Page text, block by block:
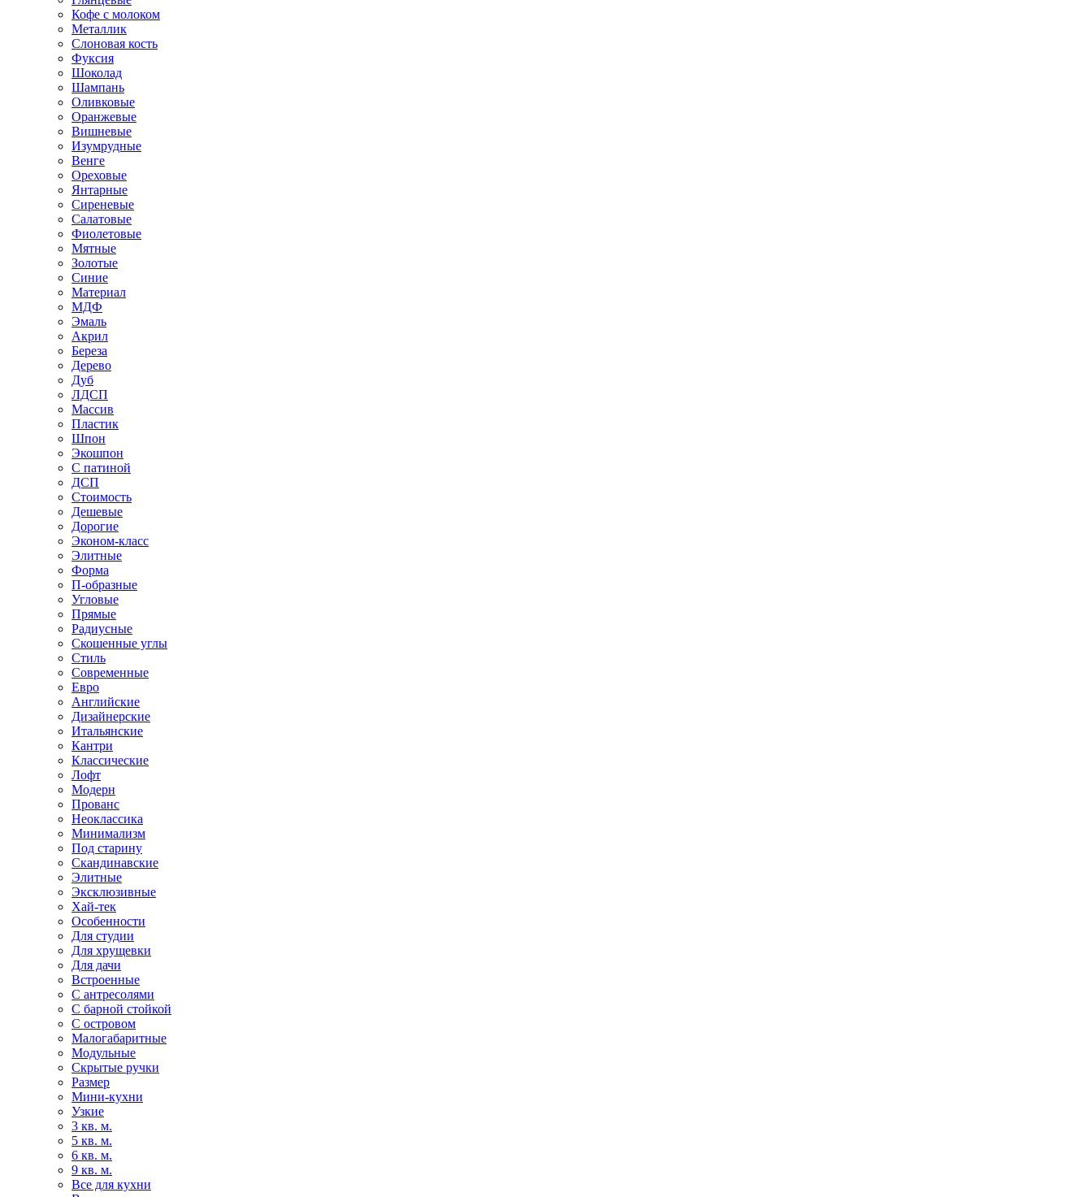
Кофе с молоком
Металлик
Слоновая кость
Фуксия
Шоколад
Шампань
Оливковые
Оранжевые
Вишневые
Изумрудные
Венге
Ореховые
Янтарные
Сиреневые
Салатовые
Фиолетовые
Мятные
Золотые
Синие
Материал
МДФ
Эмаль
Акрил
Береза
Дерево
Дуб
ЛДСП
Массив
Пластик
Шпон
Экошпон
С патиной
ДСП
Стоимость
Дешевые
Дорогие
Эконом-класс
Элитные
Форма
П-образные
Угловые
Прямые
Радиусные
Скошенные углы
Стиль
Современные
Евро
Английские
Дизайнерские
Итальянские
Кантри
Классические
Лофт
Модерн
Прованс
Неоклассика
Минимализм
Под старину
Скандинавские
Элитные
Эксклюзивные
Хай-тек
Особенности
Для студии
Для хрущевки
Для дачи
Встроенные
С антресолями
С барной стойкой
С островом
Малогабаритные
Модульные
Скрытые ручки
Размер
Мини-кухни
Узкие
3 кв. м.
5 кв. м.
6 кв. м.
9 кв. м.
Все для кухни